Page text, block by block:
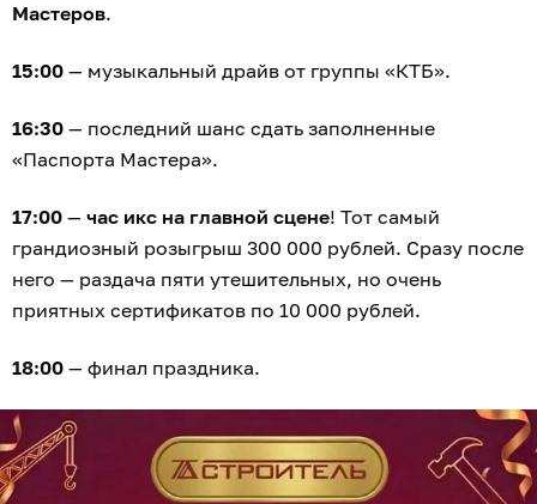
Мастеров.
15:00 — музыкальный драйв от группы «КТБ».
16:30 — последний шанс сдать заполненные
«Паспорта Мастера».
17:00 — час икс на главной сцене! Тот самый
грандиозный розыгрыш 300 000 рублей. Сразу после
него — раздача пяти утешительных, но очень
приятных сертификатов по 10 000 рублей.
18:00 — финал праздника.